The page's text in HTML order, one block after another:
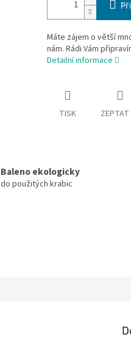
Máte zájem o větší
nám. Rádi Vám
Detailní informace
TISK ZEPTAT
Baleno ekologicky
do použitých krabic